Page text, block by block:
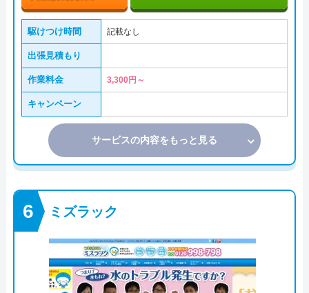
駆けつけ時間 記載なし
出張見積もり
作業料金 3,300円～
キャンペーン
サービスの内容をもっと見る
ミズラック